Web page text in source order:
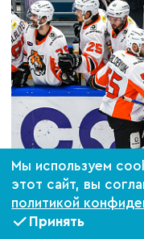
Мы используем
этот сайт, вы
политикой
ПринятьБилеты